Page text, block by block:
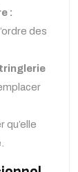
:
des
qu’elle